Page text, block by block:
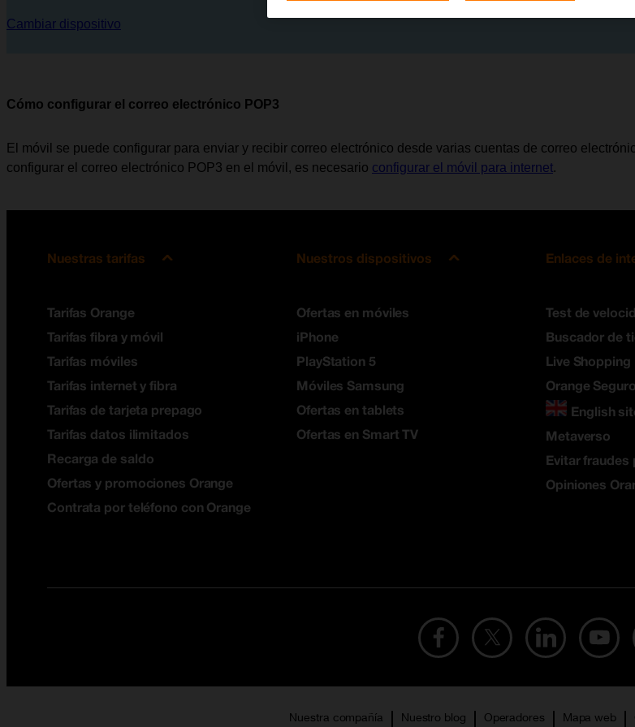
Cambiar dispositivo
Cómo configurar el correo electrónico POP3
El móvil se puede configurar para enviar y recibir correo electrónico desde varias cuentas de correo
configurar el correo electrónico POP3 en el móvil, es necesario configurar el móvil para internet.
Nuestras tarifas
Tarifas Orange
Tarifas fibra y móvil
Tarifas móviles
Tarifas internet y fibra
Tarifas de tarjeta prepago
Tarifas datos ilimitados
Recarga de saldo
Ofertas y promociones Orange
Contrata por teléfono con Orange
Nuestros dispositivos
Ofertas en móviles
iPhone
PlayStation 5
Móviles Samsung
Ofertas en tablets
Ofertas en Smart TV
Enlaces de
Test de
Buscador de
Live Shopping
Orange
English
Metaverso
Evitar fraudes
Opiniones
Nuestra compañía Nuestro blog Operadores Mapa web